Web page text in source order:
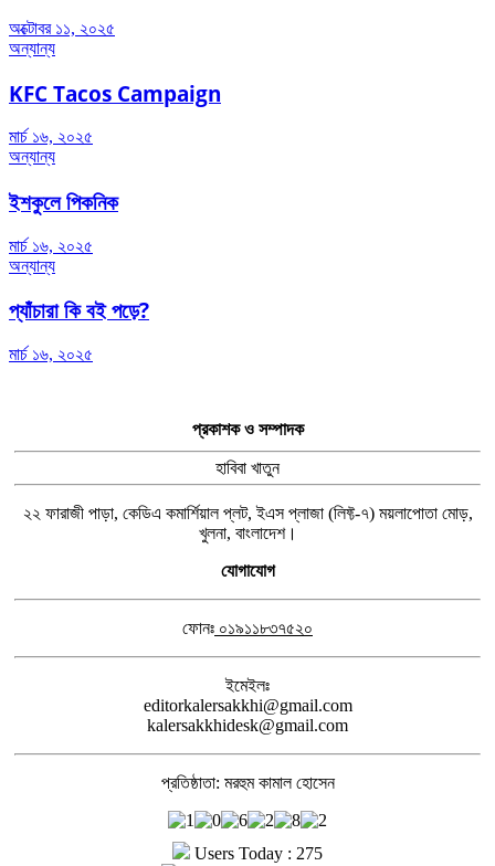
অক্টোবর ১১, ২০২৫
অন্যান্য
KFC Tacos Campaign
মার্চ ১৬, ২০২৫
অন্যান্য
ইশকুলে পিকনিক
মার্চ ১৬, ২০২৫
অন্যান্য
প্যাঁচারা কি বই পড়ে?
মার্চ ১৬, ২০২৫
প্রকাশক ও সম্পাদক
হাবিবা খাতুন
২২ ফারাজী পাড়া, কেডিএ কমার্শিয়াল প্লট, ইএস প্লাজা (লিফ্ট-৭) ময়লাপোতা মোড়,
খুলনা, বাংলাদেশ।
যোগাযোগ
ফোনঃ ০১৯১১৮৩৭৫২০
ইমেইলঃ
editorkalersakkhi@gmail.com
kalersakkhidesk@gmail.com
প্রতিষ্ঠাতা: মরহুম কামাল হোসেন
Users Today : 275